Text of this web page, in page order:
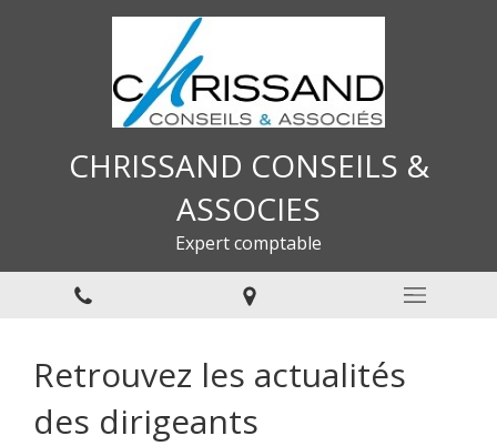
CHRISSAND CONSEILS &
ASSOCIES
Expert comptable
Retrouvez les actualités
des dirigeants